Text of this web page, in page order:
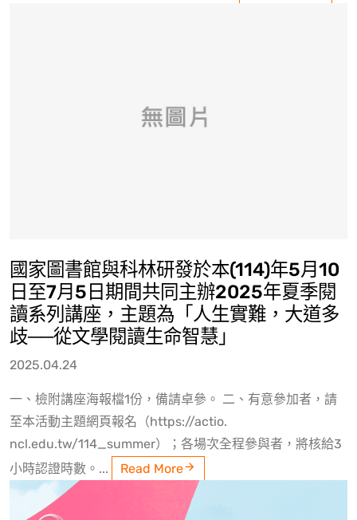
國家圖書館與科林研發於本(114)年5月10
日至7月5日期間共同主辦2025年夏季閱
讀系列講座，主題為「人生實難，大道多
歧──從文學閱讀生命智慧」
2025.04.24
一、檢附講座海報檔1份，備請卓參。 二、有意參加者，請
至本活動主題網頁報名（https://actio.
ncl.edu.tw/114_summer）；各場次全程參與者，將核給3
小時認證時數。...
Read More